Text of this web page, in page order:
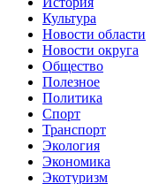
Культура
Новости области
Новости округа
Общество
Полезное
Политика
Спорт
Транспорт
Экология
Экономика
Экотуризм